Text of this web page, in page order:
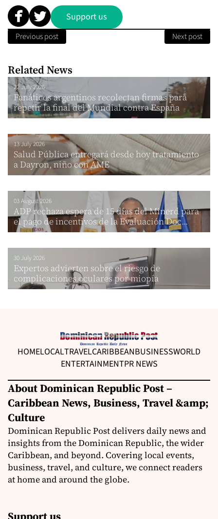
Support us
Previous post Next post
Related News
22 July 2026
Fanáticos argentinos recolectan firmas para
repetir la final del Mundial contra España
13 July 2026
Salud Pública entregará desde hoy tratamiento
a Dayron, niño con AME
03 August 2026
ADP rechaza espera de 15 días del Minerd para
el pago de incentivos de la Evaluación Doc...
30 July 2026
Expertos advierten sobre el riesgo de
complicaciones oculares por miopía
HOMELOCALTRAVELCARIBBEANBUSINESSWORLD
ENTERTAINMENTPR NEWS
About Dominican Republic Post –
Caribbean News, Business, Travel &amp;
Culture
Dominican Republic Post delivers daily news and
insights from the Dominican Republic, the wider
Caribbean, and beyond. Covering local events,
business, travel, and culture, we connect readers
at home and around the globe.